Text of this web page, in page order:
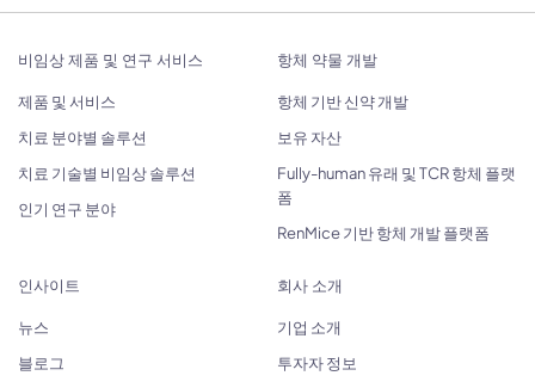
비임상 제품 및 연구 서비스
제품 및 서비스
치료 분야별 솔루션
치료 기술별 비임상 솔루션
인기 연구 분야
항체 약물 개발
항체 기반 신약 개발
보유 자산
Fully-human 유래 및 TCR 항체 플랫
폼
RenMice 기반 항체 개발 플랫폼
인사이트
뉴스
블로그
회사 소개
기업 소개
투자자 정보